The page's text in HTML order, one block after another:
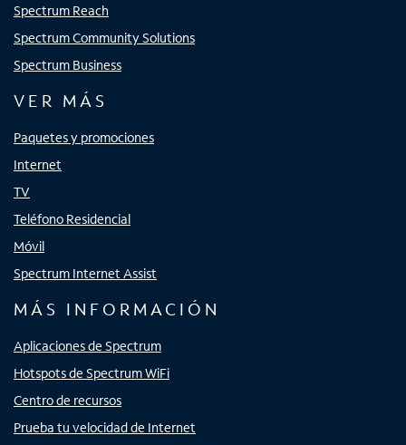
Spectrum Reach
Spectrum Community Solutions
Spectrum Business
VER MÁS
Paquetes y promociones
Internet
TV
Teléfono Residencial
Móvil
Spectrum Internet Assist
MÁS INFORMACIÓN
Aplicaciones de Spectrum
Hotspots de Spectrum WiFi
Centro de recursos
Prueba tu velocidad de Internet